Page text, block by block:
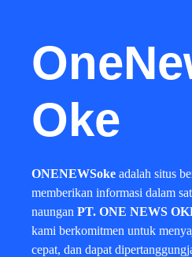
Oke
ONENEWSoke adalah situs
memberikan informasi dalam
naungan PT. ONE NEWS
kami berkomitmen untuk
cepat, dan dapat